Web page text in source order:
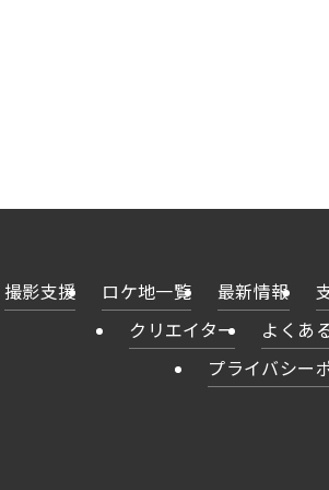
撮影支援 ロケ地一覧 最新情報
クリエイター
よくあ
プライバシー